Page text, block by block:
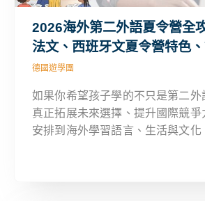
2026海外第二外語夏令營全
法文、西班牙文夏令營特色
比較
德國遊學團
如果你希望孩子學的不只是第二外
真正拓展未來選擇、提升國際競爭
安排到海外學習語言、生活與文化